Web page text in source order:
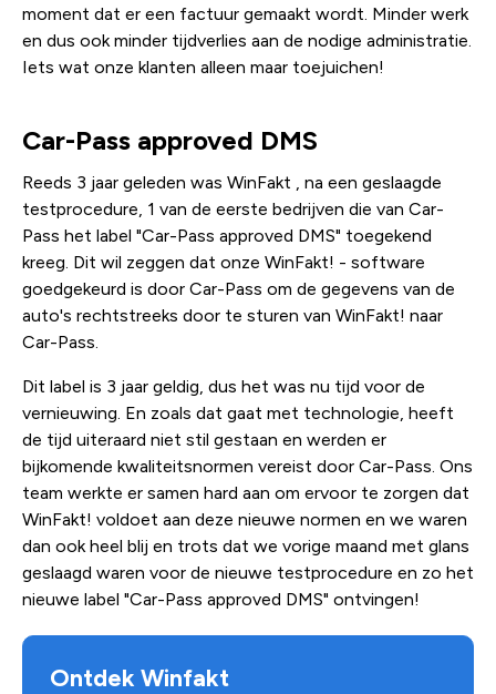
moment dat er een factuur gemaakt wordt. Minder werk
en dus ook minder tijdverlies aan de nodige administratie.
Iets wat onze klanten alleen maar toejuichen!
Car-Pass approved DMS
Reeds 3 jaar geleden was WinFakt , na een geslaagde
testprocedure, 1 van de eerste bedrijven die van Car-
Pass het label "Car-Pass approved DMS" toegekend
kreeg. Dit wil zeggen dat onze WinFakt! - software
goedgekeurd is door Car-Pass om de gegevens van de
auto's rechtstreeks door te sturen van WinFakt! naar
Car-Pass.
Dit label is 3 jaar geldig, dus het was nu tijd voor de
vernieuwing. En zoals dat gaat met technologie, heeft
de tijd uiteraard niet stil gestaan en werden er
bijkomende kwaliteitsnormen vereist door Car-Pass. Ons
team werkte er samen hard aan om ervoor te zorgen dat
WinFakt! voldoet aan deze nieuwe normen en we waren
dan ook heel blij en trots dat we vorige maand met glans
geslaagd waren voor de nieuwe testprocedure en zo het
nieuwe label "Car-Pass approved DMS" ontvingen!
Ontdek Winfakt